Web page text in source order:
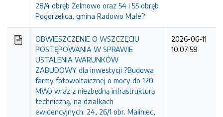
28/4 obręb Żelmowo oraz 54 i 55 obręb
Pogorzelica, gmina Radowo Małe?
OBWIESZCZENIE O WSZCZĘCIU
POSTĘPOWANIA W SPRAWIE
USTALENIA WARUNKÓW
ZABUDOWY dla inwestycji ?Budowa
farmy fotowoltaicznej o mocy do 120
MWp wraz z niezbędną infrastrukturą
techniczną, na działkach
ewidencyjnych: 24, 26/1 obr. Maliniec,
2026-06-11
10:07:58